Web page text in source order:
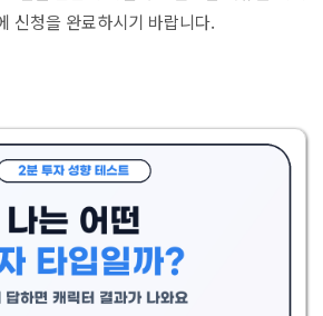
신청을 완료하시기 바랍니다.